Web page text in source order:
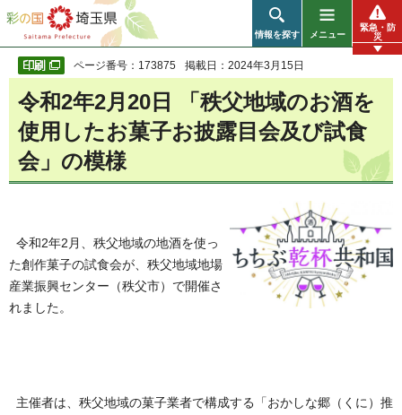
彩の国 埼玉県
情報を探す メニュー
緊急・防
災
ページ番号：173875 掲載日：2024年3月15日
令和2年2月20日 「秩父地域のお酒を
使用したお菓子お披露目会及び試食
会」の模様
令和2年2月、秩父地域の地酒を使っ
た創作菓子の試食会が、秩父地域地場
産業振興センター（秩父市）で開催さ
れました。
主催者は、秩父地域の菓子業者で構成する「おかしな郷（くに）推